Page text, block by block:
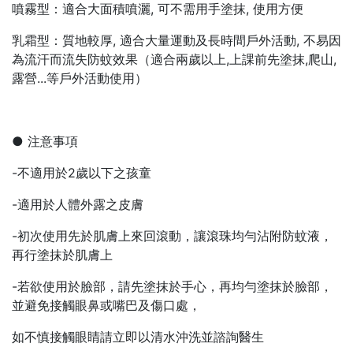
噴霧型：適合大面積噴灑, 可不需用手塗抹, 使用方便
乳霜型：質地較厚, 適合大量運動及長時間戶外活動, 不易因
為流汗而流失防蚊效果（適合兩歲以上,上課前先塗抹,爬山,
露營...等戶外活動使用）
● 注意事項
-不適用於2歲以下之孩童
-適用於人體外露之皮膚
-初次使用先於肌膚上來回滾動，讓滾珠均勻沾附防蚊液，
再行塗抹於肌膚上
-若欲使用於臉部，請先塗抹於手心，再均勻塗抹於臉部，
並避免接觸眼鼻或嘴巴及傷口處，
如不慎接觸眼睛請立即以清水沖洗並諮詢醫生